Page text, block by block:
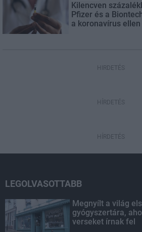
Kilencven
Pfizer és a
a koronavírus ellen
HIRDETÉS
HÍRDETÉS
HÍRDETÉS
LEGOLVASOTTABB
Megnyílt a világ
gyógyszertára,
verseket írnak fel